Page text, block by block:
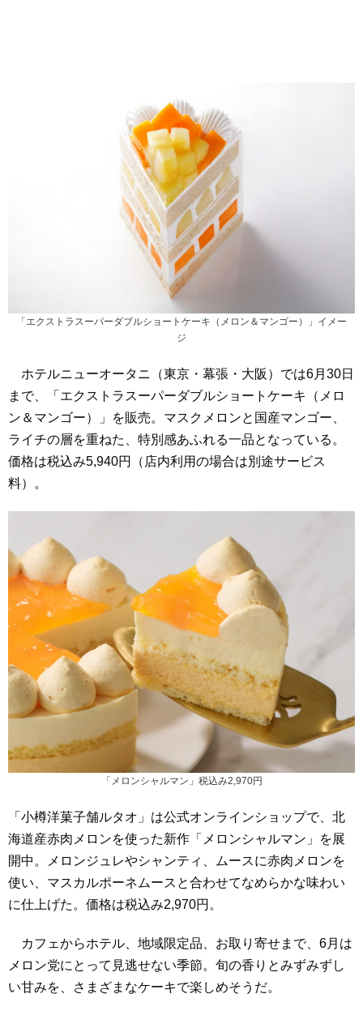
「エクストラスーパーダブルショートケーキ（メロン＆マンゴー）」イメー
ジ
ホテルニューオータニ（東京・幕張・大阪）では6月30日
まで、「エクストラスーパーダブルショートケーキ（メロ
ン＆マンゴー）」を販売。マスクメロンと国産マンゴー、
ライチの層を重ねた、特別感あふれる一品となっている。
価格は税込み5,940円（店内利用の場合は別途サービス
料）。
「メロンシャルマン」税込み2,970円
「小樽洋菓子舗ルタオ」は公式オンラインショップで、北
海道産赤肉メロンを使った新作「メロンシャルマン」を展
開中。メロンジュレやシャンティ、ムースに赤肉メロンを
使い、マスカルポーネムースと合わせてなめらかな味わい
に仕上げた。価格は税込み2,970円。
カフェからホテル、地域限定品、お取り寄せまで、6月は
メロン党にとって見逃せない季節。旬の香りとみずみずし
い甘みを、さまざまなケーキで楽しめそうだ。